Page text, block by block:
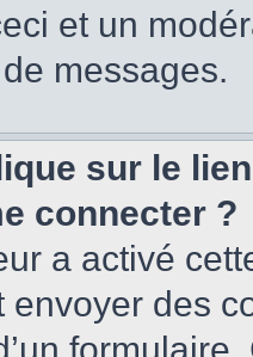
et un
messages.
sur le
connecter ?
a activé
envoyer des